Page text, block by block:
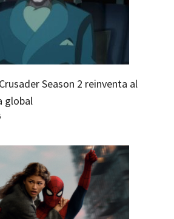
Season 2 reinventa al
global